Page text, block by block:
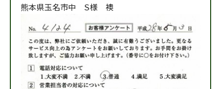
熊本県玉名市中 Ｓ様 襖